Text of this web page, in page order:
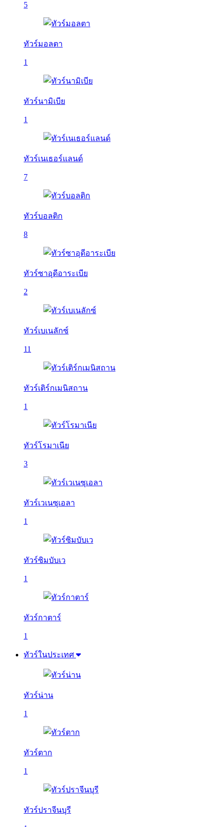
5
ทัวร์มอลตา
1
ทัวร์นามิเบีย
1
ทัวร์เนเธอร์แลนด์
7
ทัวร์บอลติก
8
ทัวร์ซาอุดีอาระเบีย
2
ทัวร์เบเนลักซ์
11
ทัวร์เติร์กเมนิสถาน
1
ทัวร์โรมาเนีย
3
ทัวร์เวเนซุเอลา
1
ทัวร์ซิมบับเว
1
ทัวร์กาตาร์
1
ทัวร์ในประเทศ
ทัวร์น่าน
1
ทัวร์ตาก
1
ทัวร์ปราจีนบุรี